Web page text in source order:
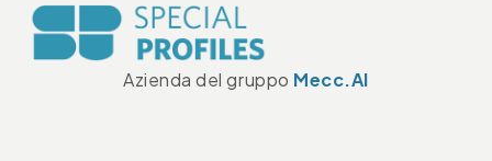
Azienda del gruppo Mecc.Al